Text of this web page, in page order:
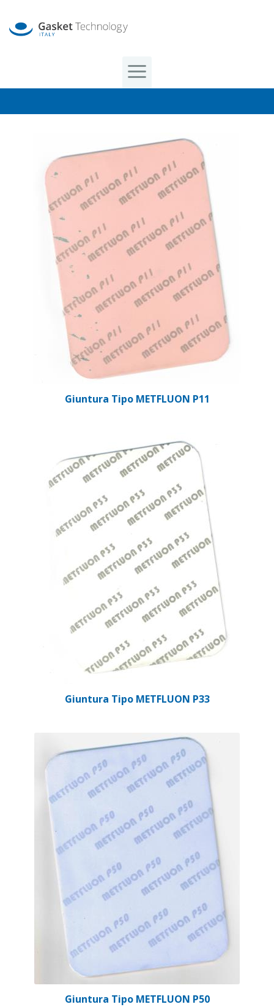
Giuntura Tipo METFLUON P11
Giuntura Tipo METFLUON P33
Giuntura Tipo METFLUON P50